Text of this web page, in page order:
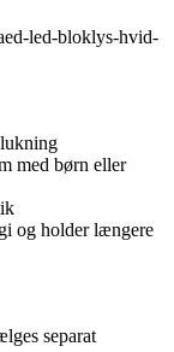
led-bloklys-hvid-
med børn eller
og holder længere
separat